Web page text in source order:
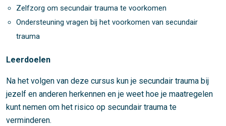
Zelfzorg om secundair trauma te voorkomen
Ondersteuning vragen bij het voorkomen van secundair
trauma
Leerdoelen
Na het volgen van deze cursus kun je secundair trauma bij
jezelf en anderen herkennen en je weet hoe je maatregelen
kunt nemen om het risico op secundair trauma te
verminderen.